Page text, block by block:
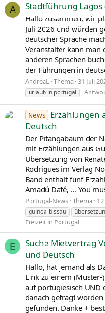
A Stadtführung Lagos
Hallo zusammen, wir
Juli 2026 und würden
deutscher Sprache
Veranstalter kann man
anderen Sprachen
der Führungen in
AndreaL Thema 31 Juli
urlaub in portugal
News
Erzählungen
Deutsch
Der Pitangabaum der
mit Erzählungen aus
Übersetzung von
Rodrigues im Verlag
Band enthält fünf
Amadú Dafé, … You
Portugal-News Thema
guinea-bissau
Freizeit in Portugal
E
Suche Mietvertrag
und Deutsch
Hallo, hat jemand als
Link zu einem
auf portugiesisch UND
danach gefragt
gefunden. Danke +